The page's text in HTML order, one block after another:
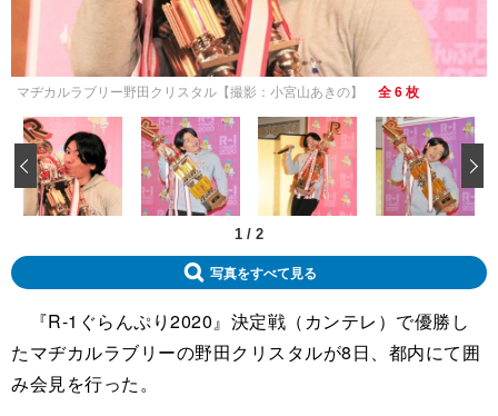
マヂカルラブリー野田クリスタル【撮影：小宮山あきの】 全 6 枚
1 / 2
‹
写真をすべて見る
『R-1ぐらんぷり2020』決定戦（カンテレ）で優勝し
たマヂカルラブリーの野田クリスタルが8日、都内にて囲
み会見を行った。